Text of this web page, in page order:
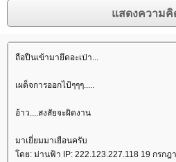
ถือปืนเข้ามายึดอะเป่า...
เผด็จการออกไป้ๆๆๆ.....
อ้าว....สงสัยจะผิดงาน
มาเยี่ยมมาเยือนครับ
ดย: ม่านฟ้า IP: 222.123.227.118 19 กรกฎ